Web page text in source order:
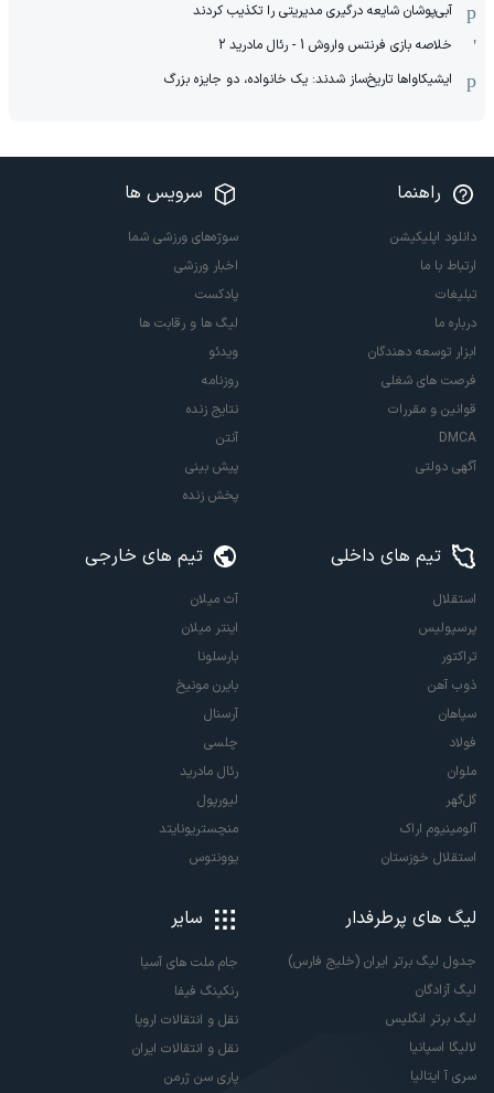
آبی‌پوشان شایعه درگیری مدیریتی را تکذیب کردند
خلاصه بازی فرنتس واروش 1 - رئال مادرید 2
ایشیکاوا‌ها تاریخ‌ساز شدند: یک خانواده، دو جایزه بزرگ
راهنما
دانلود اپلیکیشن
ارتباط با ما
تبلیغات
درباره ما
ابزار توسعه دهندگان
فرصت های شغلی
قوانین و مقررات
DMCA
آگهی دولتی
سرویس ها
سوژه‌های ورزشی شما
اخبار ورزشی
پادکست
لیگ ها و رقابت ها
ویدئو
روزنامه
نتایج زنده
آنتن
پیش بینی
پخش زنده
تیم های داخلی
استقلال
پرسپولیس
تراکتور
ذوب آهن
سپاهان
فولاد
ملوان
گل‌گهر
آلومینیوم اراک
استقلال خوزستان
تیم های خارجی
آث میلان
اینتر میلان
بارسلونا
بایرن مونیخ
آرسنال
چلسی
رئال مادرید
لیورپول
منچستریونایتد
یوونتوس
لیگ های پرطرفدار
جدول لیگ برتر ایران (خلیج فارس)
لیگ آزادگان
لیگ برتر انگلیس
لالیگا اسپانیا
سری آ ایتالیا
سایر
جام ملت های آسیا
رنکینگ فیفا
نقل و انتقالات اروپا
نقل و انتقالات ایران
پاری سن ژرمن